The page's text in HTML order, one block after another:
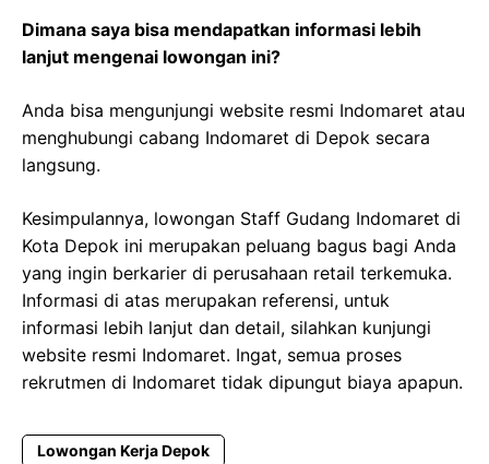
Dimana saya bisa mendapatkan informasi lebih
lanjut mengenai lowongan ini?
Anda bisa mengunjungi website resmi Indomaret atau
menghubungi cabang Indomaret di Depok secara
langsung.
Kesimpulannya, lowongan Staff Gudang Indomaret di
Kota Depok ini merupakan peluang bagus bagi Anda
yang ingin berkarier di perusahaan retail terkemuka.
Informasi di atas merupakan referensi, untuk
informasi lebih lanjut dan detail, silahkan kunjungi
website resmi Indomaret. Ingat, semua proses
rekrutmen di Indomaret tidak dipungut biaya apapun.
Lowongan Kerja Depok